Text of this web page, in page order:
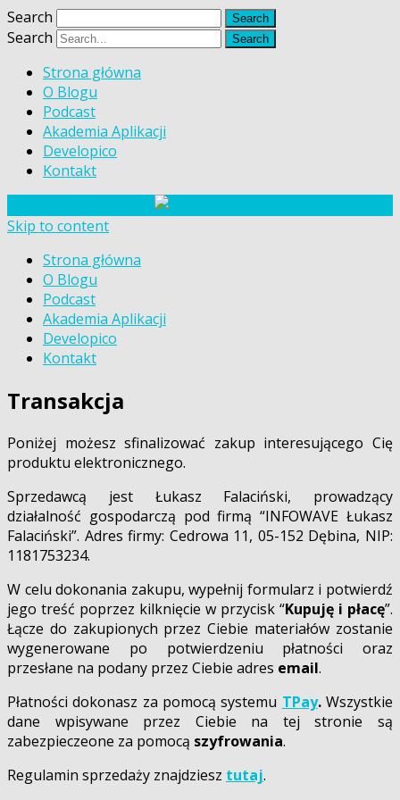
Search
Search
Strona główna
O Blogu
Podcast
Akademia Aplikacji
Developico
Kontakt
Skip to content
Strona główna
O Blogu
Podcast
Akademia Aplikacji
Developico
Kontakt
Transakcja
Poniżej możesz sfinalizować zakup interesującego Cię
produktu elektronicznego.
Sprzedawcą jest Łukasz Falaciński, prowadzący
działalność gospodarczą pod firmą “INFOWAVE Łukasz
Falaciński”. Adres firmy: Cedrowa 11, 05-152 Dębina, NIP:
1181753234.
W celu dokonania zakupu, wypełnij formularz i potwierdź
jego treść poprzez kilknięcie w przycisk “Kupuję i płacę”.
Łącze do zakupionych przez Ciebie materiałów zostanie
wygenerowane po potwierdzeniu płatności oraz
przesłane na podany przez Ciebie adres email.
Płatności dokonasz za pomocą systemu TPay.Wszystkie
dane wpisywane przez Ciebie na tej stronie są
zabezpieczeone za pomocą szyfrowania.
Regulamin sprzedaży znajdziesz tutaj.